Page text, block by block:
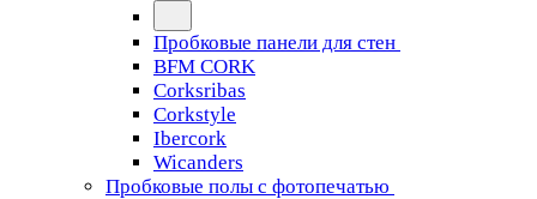
Пробковые панели для стен
BFM CORK
Corksribas
Corkstyle
Ibercork
Wicanders
Пробковые полы с фотопечатью